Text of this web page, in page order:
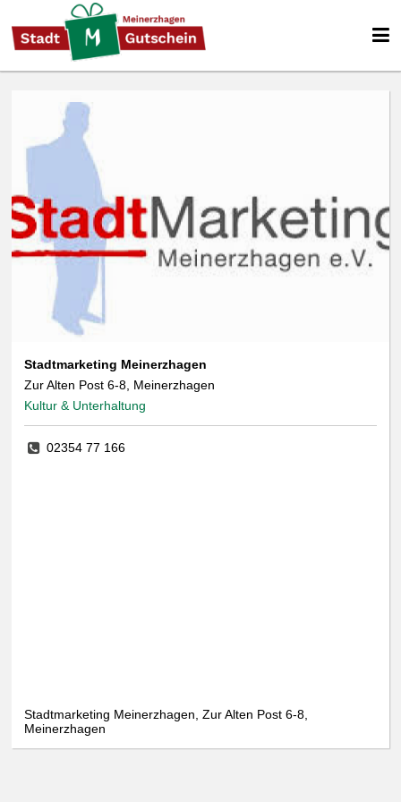
Stadtmarketing Meinerzhagen
Zur Alten Post 6-8, Meinerzhagen
Kultur & Unterhaltung
02354 77 166
Stadtmarketing Meinerzhagen, Zur Alten Post 6-8,
Meinerzhagen